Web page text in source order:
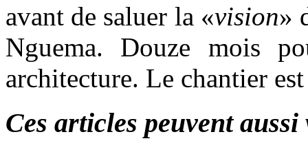
avant de saluer la «vision»
Nguema. Douze mois
architecture. Le chantier
Ces articles peuvent